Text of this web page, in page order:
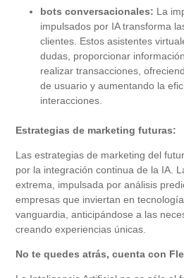
bots conversacionales: La
impulsados ​​por IA transforma
clientes. Estos asistentes
dudas, proporcionar
realizar transacciones,
de usuario y aumentando la
interacciones.
Estrategias de marketing futuras:
Las estrategias de marketing del
por la integración continua de la IA.
extrema, impulsada por análisis
empresas que inviertan en
vanguardia, anticipándose a las
creando experiencias únicas.
No te quedes atrás, cuenta con